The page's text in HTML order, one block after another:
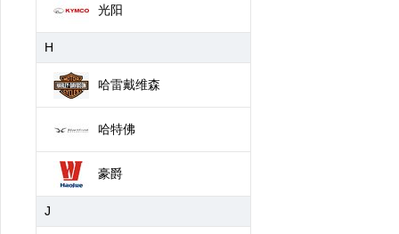
光阳
H
哈雷戴维森
哈特佛
豪爵
J